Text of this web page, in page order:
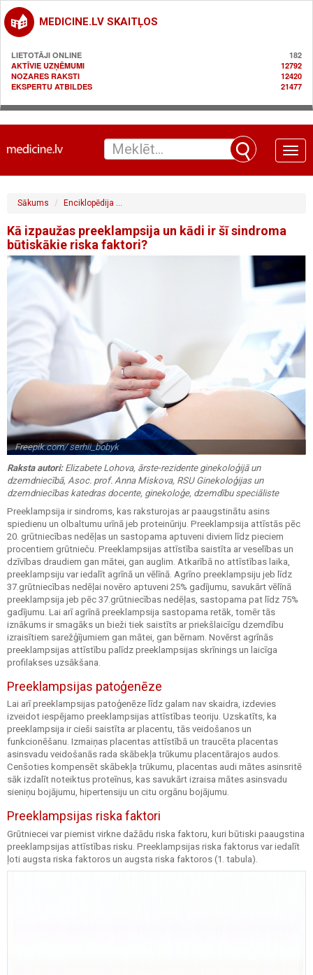
MEDICINE.LV SKAITĻOS
LIETOTĀJI ONLINE
182
AKTĪVIE UZŅĒMUMI
12792
NOZARES RAKSTI
12420
EKSPERTU ATBILDES
21477
Toggle
Sākums Enciklopēdija
Kā izpaužas preeklampsija un kādi ir šī sindroma
būtiskākie riska faktori?
Freepik.com/ serhii_bobyk
Raksta autori: Elizabete Lohova, ārste-rezidente ginekoloģijā un
dzemdniecībā, Asoc. prof. Anna Miskova, RSU Ginekoloģijas un
dzemdniecības katedras docente, ginekoloģe, dzemdību speciāliste
Preeklampsija ir sindroms, kas raksturojas ar paaugstinātu asins
spiedienu un olbaltumu urīnā jeb proteinūriju. Preeklampsija attīstās pēc
20. grūtniecības nedēļas un sastopama aptuveni diviem līdz pieciem
procentiem grūtnieču. Preeklampsijas attīstība saistīta ar veselības un
dzīvības draudiem gan mātei, gan auglim. Atkarībā no attīstības laika,
preeklampsiju var iedalīt agrīnā un vēlīnā. Agrīno preeklampsiju jeb līdz
37.grūtniecības nedēļai novēro aptuveni 25% gadījumu, savukārt vēlīnā
preeklampsija jeb pēc 37.grūtniecības nedēļas, sastopama pat līdz 75%
gadījumu. Lai arī agrīnā preeklampsija sastopama retāk, tomēr tās
iznākums ir smagāks un bieži tiek saistīts ar priekšlaicīgu dzemdību
izraisītiem sarežģījumiem gan mātei, gan bērnam. Novērst agrīnās
preeklampsijas attīstību palīdz preeklampsijas skrīnings un laicīga
profilakses uzsākšana.
Preeklampsijas patoģenēze
Lai arī preeklampsijas patoģenēze līdz galam nav skaidra, izdevies
izveidot iespējamo preeklampsijas attīstības teoriju. Uzskatīts, ka
preeklampsija ir cieši saistīta ar placentu, tās veidošanos un
funkcionēšanu. Izmaiņas placentas attīstībā un traucēta placentas
asinsvadu veidošanās rada skābekļa trūkumu placentārajos audos.
Cenšoties kompensēt skābekļa trūkumu, placentas audi mātes asinsritē
sāk izdalīt noteiktus proteīnus, kas savukārt izraisa mātes asinsvadu
sieniņu bojājumu, hipertensiju un citu orgānu bojājumu.
Preeklampsijas riska faktori
Grūtniecei var piemist virkne dažādu riska faktoru, kuri būtiski paaugstina
preeklampsijas attīstības risku. Preeklampsijas riska faktorus var iedalīt
ļoti augsta riska faktoros un augsta riska faktoros (1. tabula).